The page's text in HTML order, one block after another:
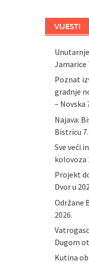
VIJESTI
Jamarice
Poznat
gradnje
– Novska
Najava:
Bistricu
Sve veći
kolovoza
Projekt
Dvor u
Održane
2026.
Dugom
Kutina